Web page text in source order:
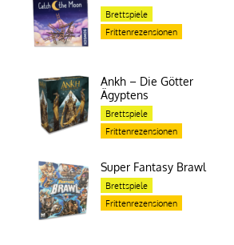
Brettspiele
Frittenrezensionen
Ankh – Die Götter
Ägyptens
Brettspiele
Frittenrezensionen
Super Fantasy Brawl
Brettspiele
Frittenrezensionen